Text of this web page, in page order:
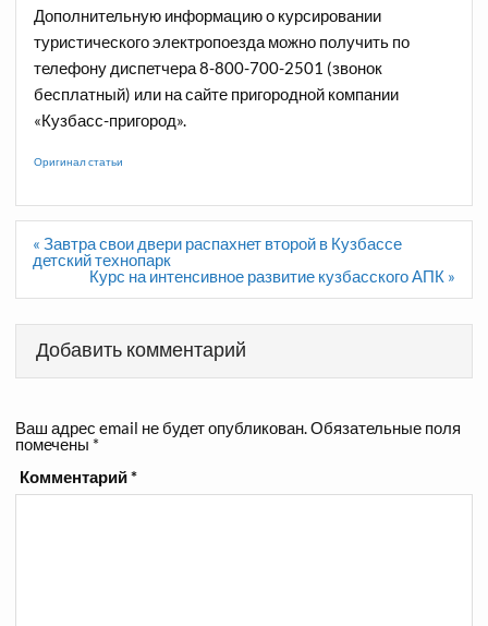
Дополнительную информацию о курсировании
туристического электропоезда можно получить по
телефону диспетчера 8-800-700-2501 (звонок
бесплатный) или на сайте пригородной компании
«Кузбасс-пригород».
Оригинал статьи
Навигация
по
записям
« Завтра свои двери распахнет второй в Кузбассе
детский технопарк
Курс на интенсивное развитие кузбасского АПК »
Добавить комментарий
Ваш адрес email не будет опубликован.Обязательные поля
помечены *
Комментарий*